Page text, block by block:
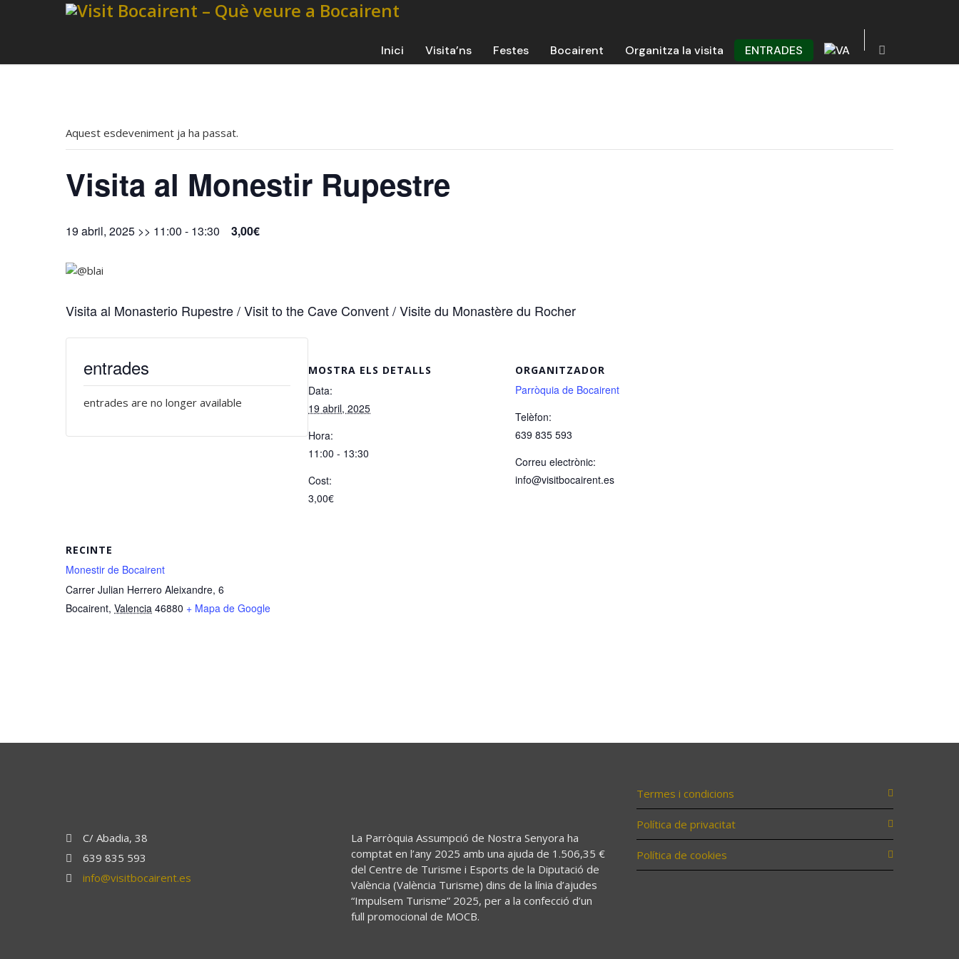
Inici Visita’ns Festes Bocairent Organitza la visita ENTRADES
Aquest esdeveniment ja ha passat.
Visita al Monestir Rupestre
19 abril, 2025 >> 11:00 - 13:30 3,00€
Visita al Monasterio Rupestre / Visit to the Cave Convent / Visite du Monastère du Rocher
MOSTRA ELS DETALLS
Data:
19 abril, 2025
Hora:
11:00 - 13:30
Cost:
3,00€
ORGANITZADOR
Parròquia de Bocairent
Telèfon:
639 835 593
Correu electrònic:
info@visitbocairent.es
RECINTE
Monestir de Bocairent
Carrer Julian Herrero Aleixandre, 6
Bocairent, Valencia 46880 + Mapa de Google
entrades
entrades are no longer available
C/ Abadia, 38
639 835 593
info@visitbocairent.es
La Parròquia Assumpció de Nostra Senyora ha
comptat en l’any 2025 amb una ajuda de 1.506,35 €
del Centre de Turisme i Esports de la Diputació de
València (València Turisme) dins de la línia d’ajudes
“Impulsem Turisme” 2025, per a la confecció d’un
full promocional de MOCB.
Termes i condicions
Política de privacitat
Política de cookies